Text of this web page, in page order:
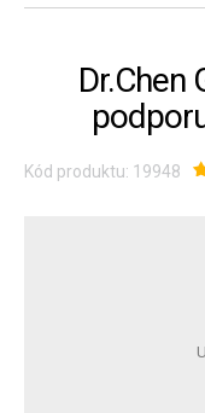
Dr.Chen
Kód produktu: 19948